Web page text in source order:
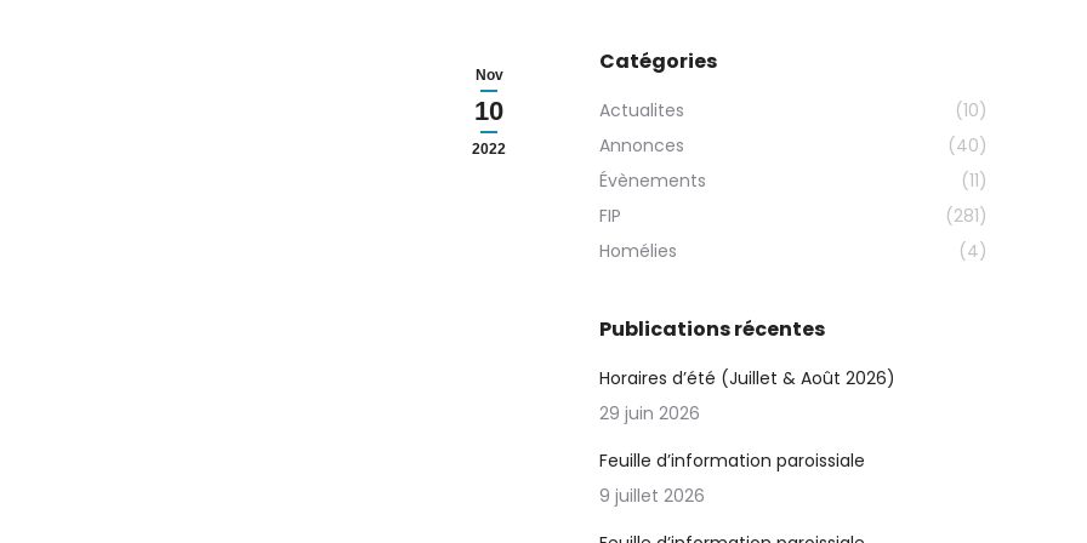
Nov
10
2022
Catégories
Actualites
(10)
Annonces
(40)
Évènements
(11)
FIP
(281)
Homélies
(4)
Publications récentes
Horaires d’été (Juillet & Août 2026)
29 juin 2026
Feuille d’information paroissiale
9 juillet 2026